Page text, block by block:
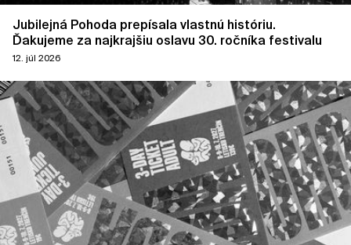
Jubilejná Pohoda prepísala vlastnú históriu.
Ďakujeme za najkrajšiu oslavu 30. ročníka festivalu
12. júl 2026